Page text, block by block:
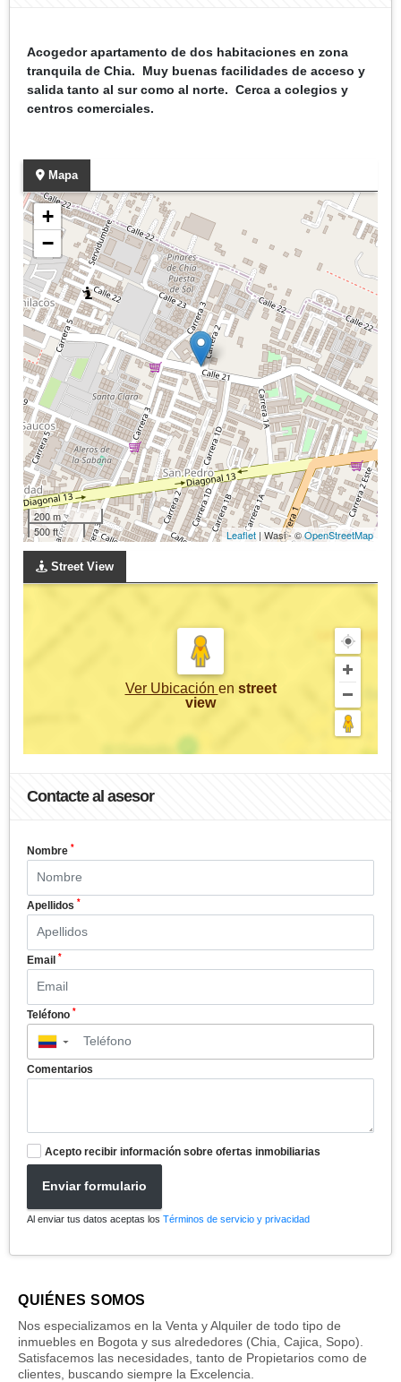
Acogedor apartamento de dos habitaciones en zona
tranquila de Chia. Muy buenas facilidades de acceso y
salida tanto al sur como al norte. Cerca a colegios y
centros comerciales.
Mapa
+
−
200 m
500 ft
Leaflet | Wasi - ©OpenStreetMap
Street View
Ver Ubicación en street
view
Contacte al asesor
Nombre *
Apellidos *
Email *
Teléfono *
▼
Comentarios
Acepto recibir información sobre ofertas inmobiliarias
Enviar formulario
Al enviar tus datos aceptas los Términos de servicio y privacidad
QUIÉNES SOMOS
Nos especializamos en la Venta y Alquiler de todo tipo de
inmuebles en Bogota y sus alrededores (Chia, Cajica, Sopo).
Satisfacemos las necesidades, tanto de Propietarios como de
clientes, buscando siempre la Excelencia.